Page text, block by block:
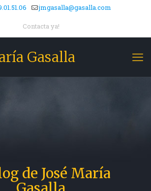
jmgasalla@gasalla.com
Contacta ya!
Gasalla
de José María